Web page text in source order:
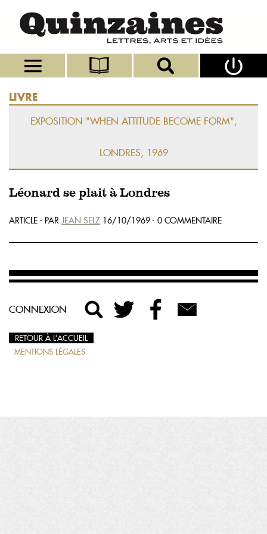
LIVRE
EXPOSITION "WHEN ATTITUDE BECOME FORM",
LONDRES, 1969
Léonard se plait à Londres
ARTICLE - PAR JEAN SELZ 16/10/1969 - 0 COMMENTAIRE
CONNEXION
RETOUR À L’ACCUEIL
MENTIONS LÉGALES